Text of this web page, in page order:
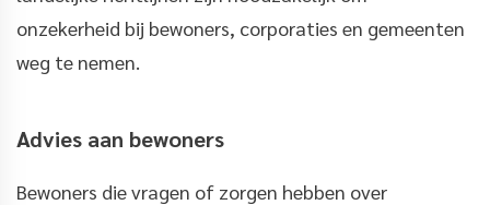
onzekerheid bij bewoners, corporaties en gemeenten
weg te nemen.
Advies aan bewoners
Bewoners die vragen of zorgen hebben over